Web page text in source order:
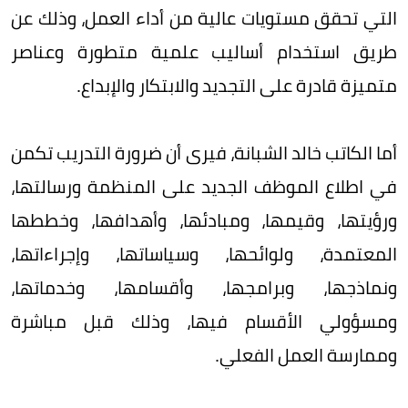
التي تحقق مستويات عالية من أداء العمل، وذلك عن
طريق استخدام أساليب علمية متطورة وعناصر
متميزة قادرة على التجديد والابتكار والإبداع.
أما الكاتب خالد الشبانة، فيرى أن ضرورة التدريب تكمن
في اطلاع الموظف الجديد على المنظمة ورسالتها،
ورؤيتها، وقيمها، ومبادئها، وأهدافها، وخططها
المعتمدة، ولوائحها، وسياساتها، وإجراءاتها،
ونماذجها، وبرامجها، وأقسامها، وخدماتها،
ومسؤولي الأقسام فيها، وذلك قبل مباشرة
وممارسة العمل الفعلي.